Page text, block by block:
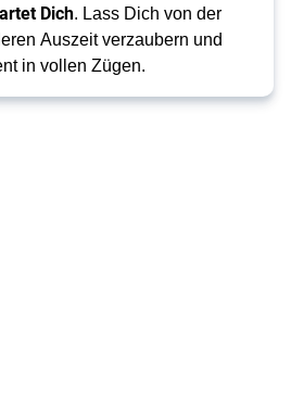
Dich. Lass Dich von der
Auszeit verzaubern und
in vollen Zügen.